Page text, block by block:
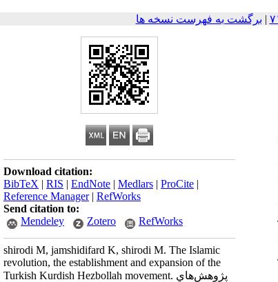
| برگشت به فهرست نسخه ها
Download citation:
BibTeX | RIS | EndNote | Medlars | ProCite |
Reference Manager| RefWorks
Send citation to:
Mendeley
Zotero RefWorks
shirodi M, jamshidifard K, shirodi M. The Islamic
revolution, the establishment and expansion of the
Turkish Kurdish Hezbollah movement. پژوهش‌هاي